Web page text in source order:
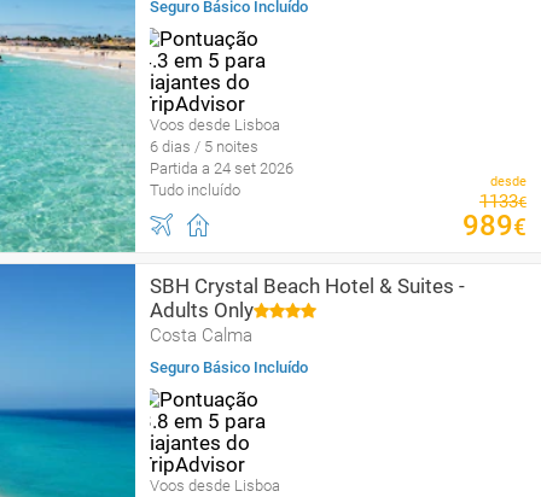
Seguro Básico Incluído
Voos desde Lisboa
6 dias / 5 noites
Partida a 24 set 2026
Tudo incluído
desde
1133€
989€
SBH Crystal Beach Hotel & Suites -
Adults Only
Costa Calma
Seguro Básico Incluído
Voos desde Lisboa